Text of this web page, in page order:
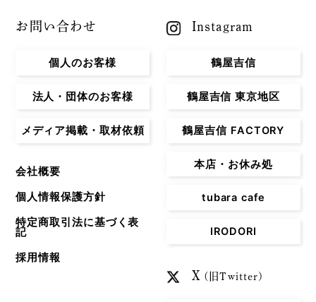
お問い合わせ
個人のお客様
法人・団体のお客様
メディア掲載・取材依頼
会社概要
個人情報保護方針
特定商取引法に基づく表
記
採用情報
Instagram
鶴屋吉信
鶴屋吉信 東京地区
鶴屋吉信 FACTORY
本店・お休み処
tubara cafe
IRODORI
X (旧Twitter)